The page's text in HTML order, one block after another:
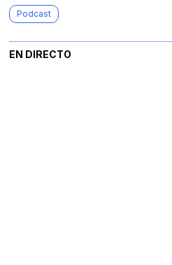
Podcast
EN DIRECTO